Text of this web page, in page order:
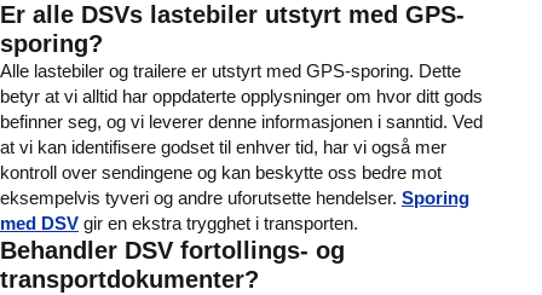
Er alle DSVs lastebiler utstyrt med GPS-
sporing?
Alle lastebiler og trailere er utstyrt med GPS-sporing. Dette
betyr at vi alltid har oppdaterte opplysninger om hvor ditt gods
befinner seg, og vi leverer denne informasjonen i sanntid. Ved
at vi kan identifisere godset til enhver tid, har vi også mer
kontroll over sendingene og kan beskytte oss bedre mot
eksempelvis tyveri og andre uforutsette hendelser. Sporing
med DSV gir en ekstra trygghet i transporten.
Behandler DSV fortollings- og
transportdokumenter?